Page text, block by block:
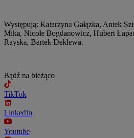
Występują: Katarzyna Gałązka, Antek
Mika, Nicole Bogdanowicz, Hubert
Rayska, Bartek Deklewa.
Bądź na bieżąco
TikTok
LinkedIn
Youtube